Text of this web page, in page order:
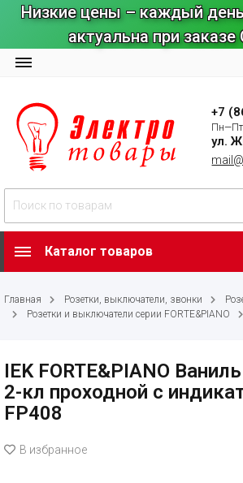
Низкие цены – каждый
актуальна при
+7
ул.
Каталог товаров
Главная Розетки, выключатели, звонки
Розетки и выключатели серии FORTE&PIANO
IEK FORTE&PIANO
2-кл проходной с
FP408
В избранное